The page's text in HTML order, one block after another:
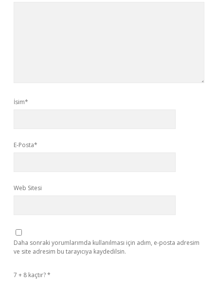
İsim*
E-Posta*
Web Sitesi
Daha sonraki yorumlarımda kullanılması için adım, e-posta adresim
ve site adresim bu tarayıcıya kaydedilsin.
7 + 8 kaçtır?*